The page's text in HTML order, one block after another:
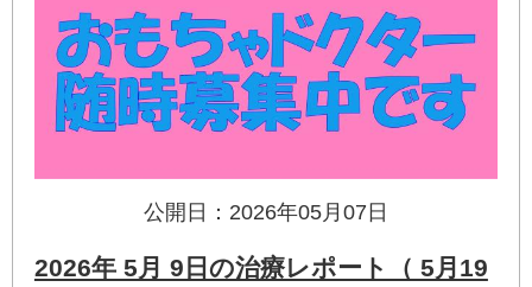
公開日：2026年05月07日
2026年 5月 9日の治療レポート（ 5月19